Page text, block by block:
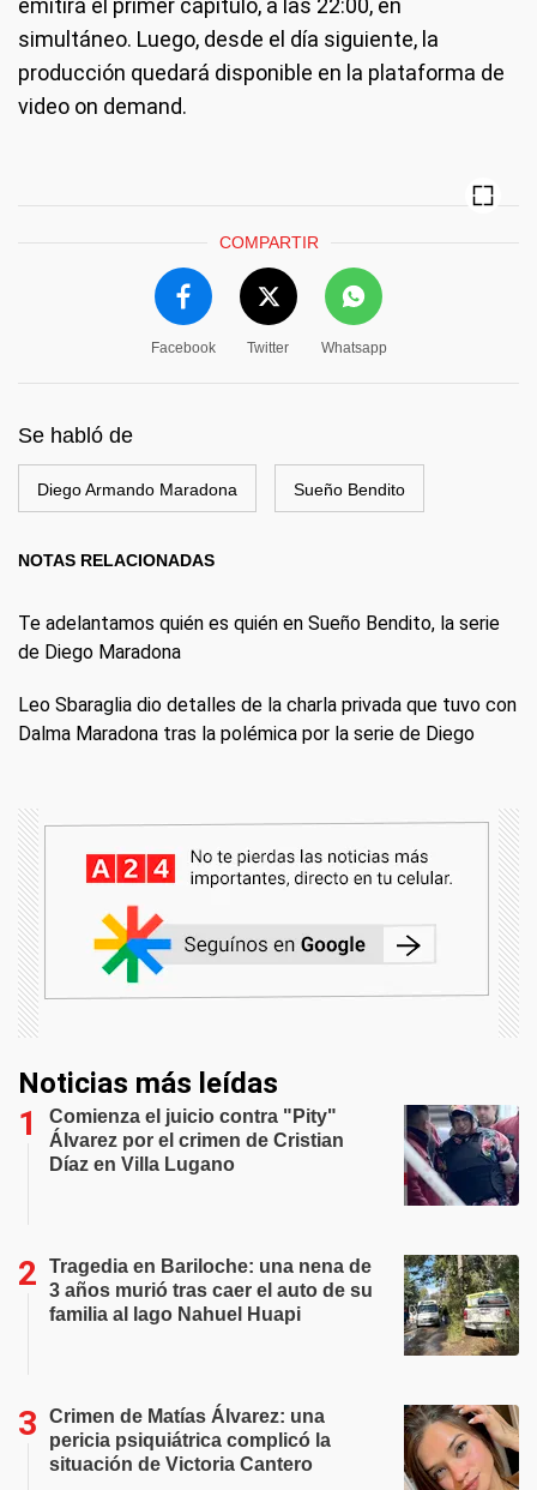
emitirá el primer capítulo, a las 22:00, en
simultáneo. Luego, desde el día siguiente, la
producción quedará disponible en la plataforma de
video on demand.
COMPARTIR
Facebook Twitter Whatsapp
Se habló de
Diego Armando Maradona Sueño Bendito
NOTAS RELACIONADAS
Te adelantamos quién es quién en Sueño Bendito, la serie
de Diego Maradona
Leo Sbaraglia dio detalles de la charla privada que tuvo con
Dalma Maradona tras la polémica por la serie de Diego
Noticias más leídas
Comienza el juicio contra "Pity"
Álvarez por el crimen de Cristian
Díaz en Villa Lugano
Tragedia en Bariloche: una nena de
3 años murió tras caer el auto de su
familia al lago Nahuel Huapi
Crimen de Matías Álvarez: una
pericia psiquiátrica complicó la
situación de Victoria Cantero